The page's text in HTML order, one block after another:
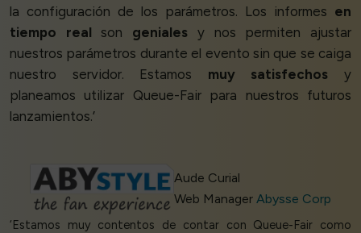
la configuración de los parámetros. Los informes en
tiempo real son geniales y nos permiten ajustar
nuestros parámetros durante el evento sin que se caiga
nuestro servidor. Estamos muy satisfechos y
planeamos utilizar Queue-Fair para nuestros futuros
lanzamientos.’
Aude Curial
Web ManagerAbysse Corp
‘Estamos muy contentos de contar con Queue-Fair como